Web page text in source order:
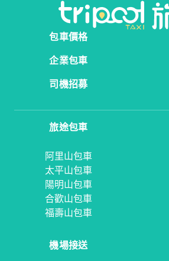
包車價格
企業包車
司機招募
旅途包車
阿里山包車
太平山包車
陽明山包車
合歡山包車
福壽山包車
機場接送